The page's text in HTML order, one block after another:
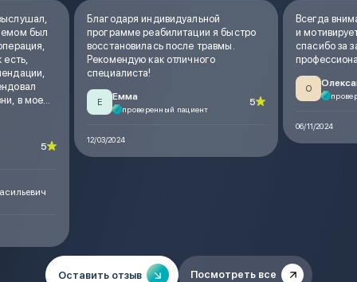
был
есть,
в моем
от
5
Благодаря индивидуальной
программе реабилитации я быстро
восстановилась после травмы.
Рекомендую как отличного
специалиста!
Е
Емма
проверенный пациент
5
12/03/2024
Всегда
и
спасибо за
О
06/11/2024
Оставить отзыв Посмотреть все